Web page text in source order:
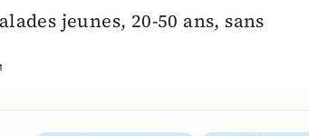
jeunes, 20-50 ans, sans